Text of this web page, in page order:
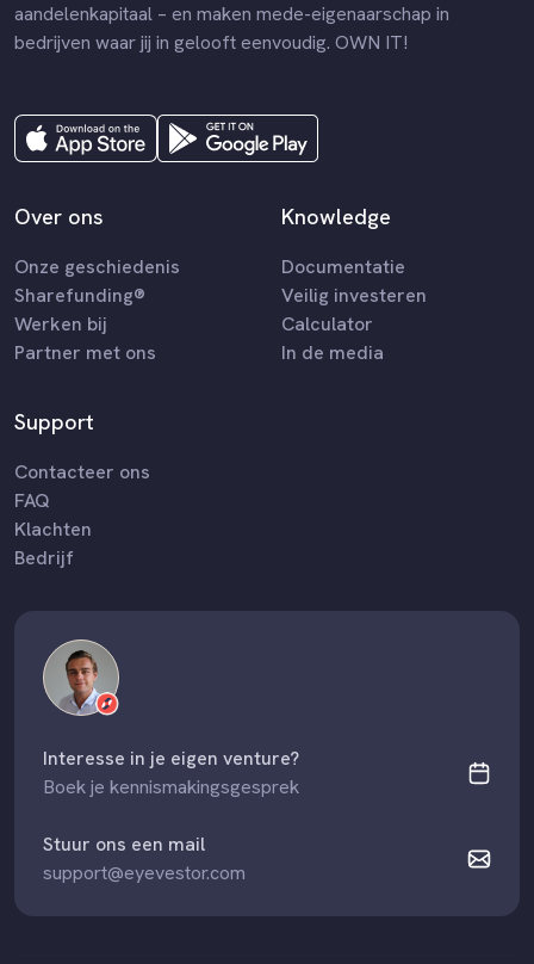
aandelenkapitaal – en maken mede-eigenaarschap in
bedrijven waar jij in gelooft eenvoudig. OWN IT!
Over ons
Onze geschiedenis
Sharefunding®
Werken bij
Partner met ons
Knowledge
Documentatie
Veilig investeren
Calculator
In de media
Support
Contacteer ons
FAQ
Klachten
Bedrijf
Interesse in je eigen venture?
Boek je kennismakingsgesprek
Stuur ons een mail
support@eyevestor.com